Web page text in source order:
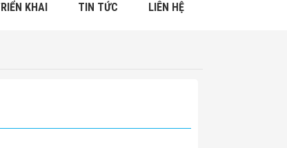
KHAI TIN TỨC LIÊN HỆ